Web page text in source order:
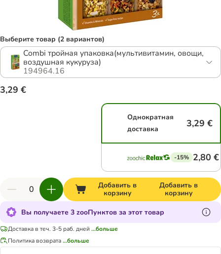
Выберите товар (2 вариантов)
Combi тройная упаковка(мультивитамин, овощи,
воздушная кукуруза)
194964.16
3,29 €
Однократная
доставка
3,29 €
-15% 2,80 €
Добавить в
корзину
Добавить в
корзину
Вы получаете 3 zooПунктов за этот товар
Доставка в теч. 3-5 раб. дней ...больше
Политика возврата...больше